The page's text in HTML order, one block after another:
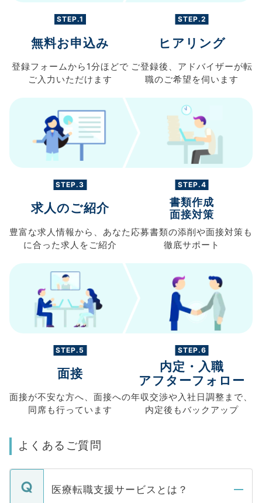
STEP.1
無料お申込み
登録フォームから 1分ほどで
ご入力 いただけます
STEP.2
ヒアリング
ご登録後、 アドバイザーが転
職のご希望を伺います
STEP.3
求人のご紹介
豊富な求人情報から、 あなた
に合った求人を ご紹介
STEP.4
書類作成
面接対策
応募書類の添削や面接対策も
徹底サポート
STEP.5
面接
面接が不安な方へ、 面接への
同席も行っています
STEP.6
内定・入職
アフターフォロー
年収交渉や入社日調整まで、
内定後もバックアップ
よくあるご質問
医療転職支援サービスとは？